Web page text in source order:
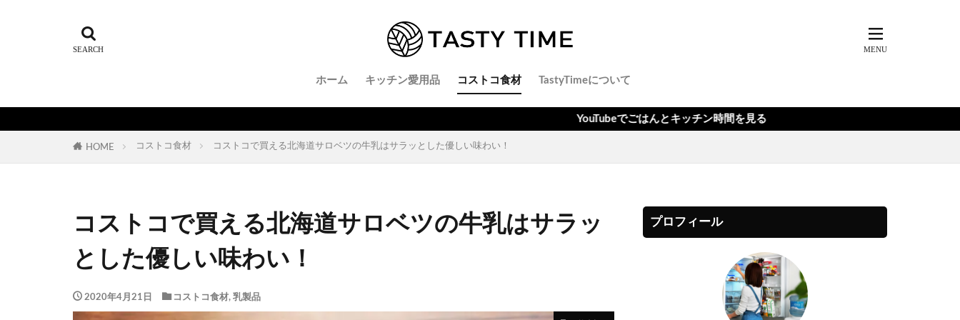
ホーム キッチン愛用品 コストコ食材 TastyTimeについて
YouTubeでごはんとキッチン時間を見る
HOME コストコ食材 コストコで買える北海道サロベツの牛乳はサラッとした優しい味わい！
コストコで買える北海道サロベツの牛乳はサラッ
とした優しい味わい！
2020年4月21日 コストコ食材, 乳製品
プロフィール